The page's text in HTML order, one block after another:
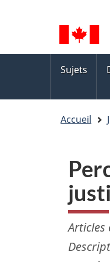
de
la
langue
Menus
des
sujets
Sujets
Accueil